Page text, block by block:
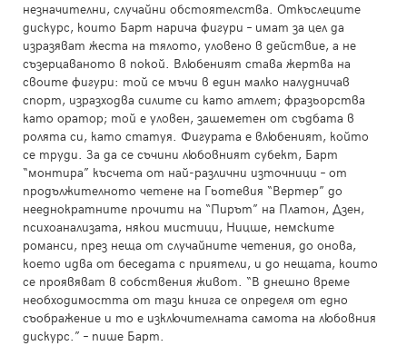
незначителни, случайни обстоятелства. Откъслеците
дискурс, които Барт нарича фигури – имат за цел да
изразяват жеста на тялото, уловено в действие, а не
съзерцаваното в покой. Влюбеният става жертва на
своите фигури: той се мъчи в един малко налудничав
спорт, изразходва силите си като атлет; фразьорства
като оратор; той е уловен, зашеметен от съдбата в
ролята си, като статуя. Фигурата е влюбеният, който
се труди. За да се съчини любовният субект, Барт
“монтира” късчета от най-различни източници – от
продължителното четене на Гьотевия “Вертер” до
нееднократните прочити на “Пирът” на Платон, Дзен,
психоанализата, някои мистици, Ницше, немските
романси, през неща от случайните четения, до онова,
което идва от беседата с приятели, и до нещата, които
се проявяват в собствения живот. “В днешно време
необходимостта от тази книга се определя от едно
съображение и то е изключителната самота на любовния
дискурс.” – пише Барт.